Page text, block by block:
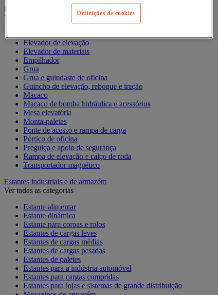
Empilhador, Mesa Elevatória e Sistemas de Elevação
Ver todas as categorias
Elevador de elevação
Elevador de materiais
Empilhador
Grua
Grua e guindaste de oficina
Guincho de elevação, reboque e tração
Macaco
Macaco de bomba hidráulica e acessórios
Mesa elevatória
Monta-paletes
Ponte de acesso e rampa de carga
Pórtico de oficina
Preguiça e apoio de segurança
Rampa de elevação e calço de roda
Transportador magnético
Estantes industriais e de armazém
Ver todas as categorias
Estante alimentar
Estante dinâmica
Estante para coroas e rolos
Estantes de cargas leves
Estantes de cargas médias
Estantes de cargas pesadas
Estantes de paletes
Estantes para a indústria automóvel
Estantes para cargas compridas
Estantes para lojas e sistemas de grande distribuição
Definições de cookies